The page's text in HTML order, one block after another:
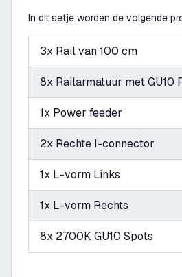
In dit setje worden de volgende
3x Rail van 100 cm
8x Railarmatuur met GU10
1x Power feeder
2x Rechte I-connector
1x L-vorm Links
1x L-vorm Rechts
8x 2700K GU10 Spots